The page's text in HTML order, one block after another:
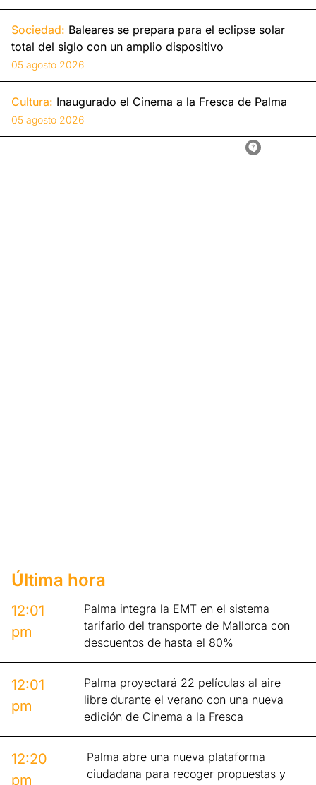
Sociedad: Baleares se prepara para el eclipse solar
total del siglo con un amplio dispositivo
05 agosto 2026
Cultura: Inaugurado el Cinema a la Fresca de Palma
05 agosto 2026
Última hora
12:01
pm
Palma integra la EMT en el sistema
tarifario del transporte de Mallorca con
descuentos de hasta el 80%
12:01
pm
Palma proyectará 22 películas al aire
libre durante el verano con una nueva
edición de Cinema a la Fresca
12:20
pm
Palma abre una nueva plataforma
ciudadana para recoger propuestas y